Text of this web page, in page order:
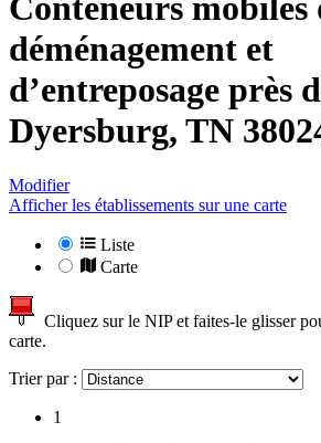
déménagement et
d’entreposage près
Dyersburg, TN
Modifier
Afficher les établissements sur une carte
Liste
Carte
Cliquez sur le NIP et faites-le glisser
carte.
Trier par :
1